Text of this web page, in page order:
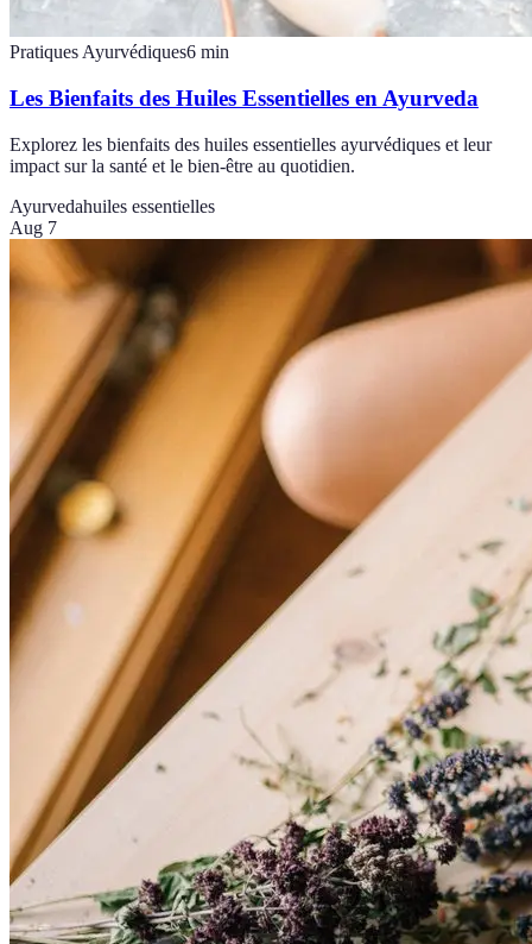
Pratiques Ayurvédiques6 min
Les Bienfaits des Huiles Essentielles en Ayurveda
Explorez les bienfaits des huiles essentielles ayurvédiques et leur
impact sur la santé et le bien-être au quotidien.
Ayurvedahuiles essentielles
Aug 7